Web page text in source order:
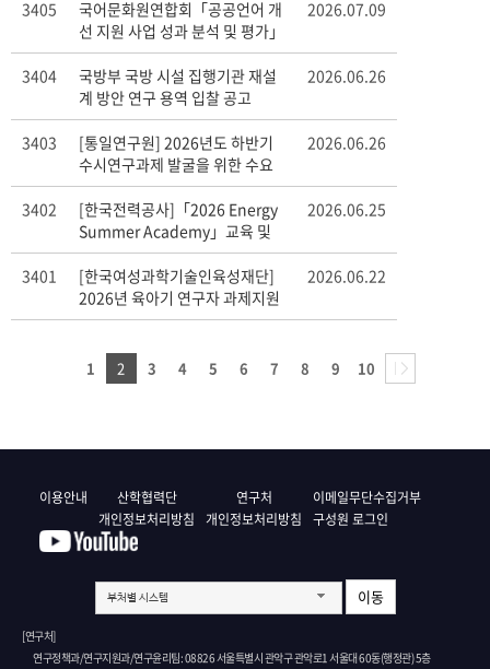
3405
국어문화원연합회「공공언어 개
선 지원 사업 성과 분석 및 평가」
연구 용역 공고
2026.07.09
3404
국방부 국방 시설 집행기관 재설
계 방안 연구 용역 입찰 공고
2026.06.26
3403
[통일연구원] 2026년도 하반기
수시연구과제 발굴을 위한 수요
조사 안내
2026.06.26
3402
[한국전력공사]「2026 Energy
Summer Academy」교육 및
교육생 추천 안내
2026.06.25
3401
[한국여성과학기술인육성재단]
2026년 육아기 연구자 과제지원
사업 모집 공고 안내
2026.06.22
1 2 3 4 5 6 7 8 9 10
이용안내
산학협력단
개인정보처리방침
연구처
개인정보처리방침
이메일무단수집거부
구성원 로그인
부처별 시스템 이동
[연구처]
연구정책과/연구지원과/연구윤리팀: 08826 서울특별시 관악구 관악로1 서울대 60동(행정관) 5층